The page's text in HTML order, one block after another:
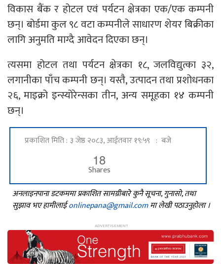
विकास बैंक र होटल एवं पर्यटन क्षेत्रका एक/एक कम्पनी
छन्। बोर्डमा कुल ९८ वटा कम्पनीले साधारण शेयर बिक्रीका
लागि अनुमति माग्दै आवेदन दिएका छन्।
त्यसमा होटल तथा पर्यटन क्षेत्रका १८, जलविद्युत्का ३२,
लगानीका पाँच कम्पनी छन्। यस्तै, उत्पादन तथा प्रशोधनका
२६, माइक्रो इन्स्योरेन्सका तीन, अन्य समूहका १४ कम्पनी
छन्।
प्रकाशित मिति : ३ जेष्ठ २०८३, आईतवार १९:५९ : बजे
18
Shares
अनलाइनपाना डटकममा प्रकाशित सामग्रीबारे कुनै सूचना, गुनासो, तथा
सुझाव भए हामीलाईonlinepana@gmail.comमा लेखी पठाउनुहोला ।